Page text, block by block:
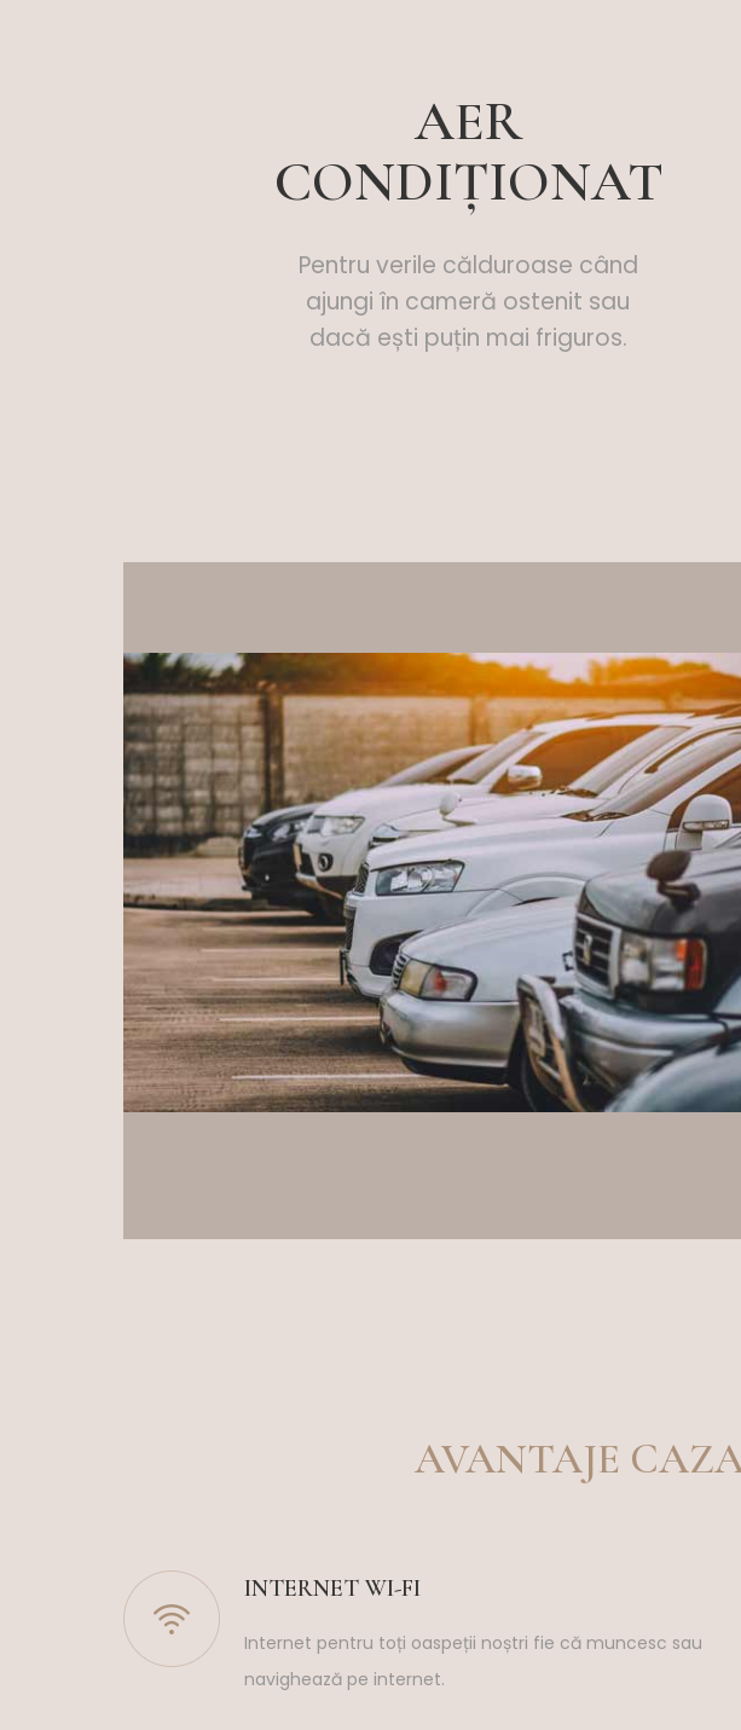
AER
CONDIȚIONAT
Pentru verile călduroase când
ajungi în cameră ostenit sau
dacă ești puțin mai friguros.
AVANTAJE
INTERNET WI-FI
Internet pentru toți oaspeții noștri fie că muncesc sau
navighează pe internet.